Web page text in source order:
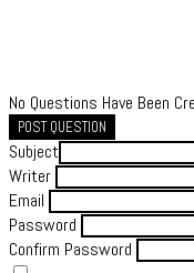
No Questions Have Been
POST QUESTION
Subject
Writer
Email
Password
Confirm Password